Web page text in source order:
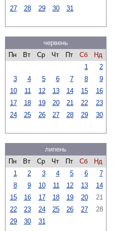
27
28 29 30 31
червень
Пн
Вт Ср Чт Пт Сб
Нд
1
2
3
4 5 6 7 8
9
10
11 12 13 14 15
16
17
18 19 20 21 22
23
24
25 26 27 28 29 30
липень
Пн
Вт Ср Чт Пт Сб
Нд
1
2 3 4 5 6
7
8
9 10 11 12 13
14
15
16 17 18 19 20
21
22
23 24 25 26 27
28
29
30 31